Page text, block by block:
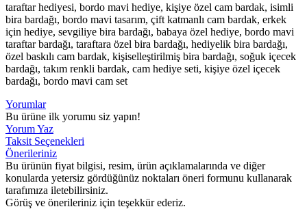
taraftar hediyesi, bordo mavi hediye, kişiye özel cam bardak, isimli
bira bardağı, bordo mavi tasarım, çift katmanlı cam bardak, erkek
için hediye, sevgiliye bira bardağı, babaya özel hediye, bordo mavi
taraftar bardağı, taraftara özel bira bardağı, hediyelik bira bardağı,
özel baskılı cam bardak, kişiselleştirilmiş bira bardağı, soğuk içecek
bardağı, takım renkli bardak, cam hediye seti, kişiye özel içecek
bardağı, bordo mavi cam set
Yorumlar
Bu ürüne ilk yorumu siz yapın!
Yorum Yaz
Taksit Seçenekleri
Önerileriniz
Bu ürünün fiyat bilgisi, resim, ürün açıklamalarında ve diğer
konularda yetersiz gördüğünüz noktaları öneri formunu kullanarak
tarafımıza iletebilirsiniz.
Görüş ve önerileriniz için teşekkür ederiz.